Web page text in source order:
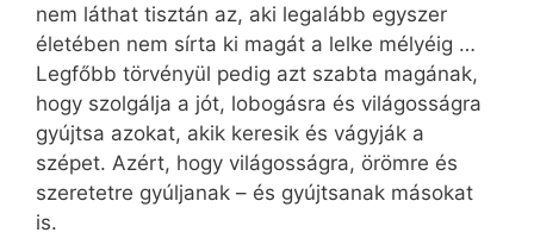
nem láthat tisztán az, aki legalább egyszer
életében nem sírta ki magát a lelke mélyéig …
Legfőbb törvényül pedig azt szabta magának,
hogy szolgálja a jót, lobogásra és világosságra
gyújtsa azokat, akik keresik és vágyják a
szépet. Azért, hogy világosságra, örömre és
szeretetre gyúljanak – és gyújtsanak másokat
is.